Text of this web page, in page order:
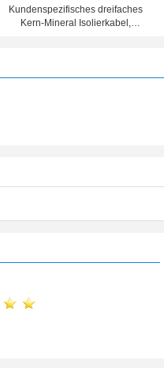
Kundenspezifisches dreifaches
Kern-Mineral Isolierkabel,